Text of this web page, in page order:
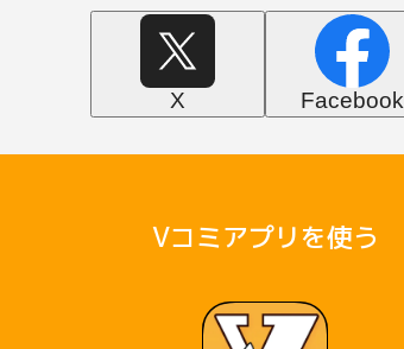
X Facebook
Vコミアプリを使う